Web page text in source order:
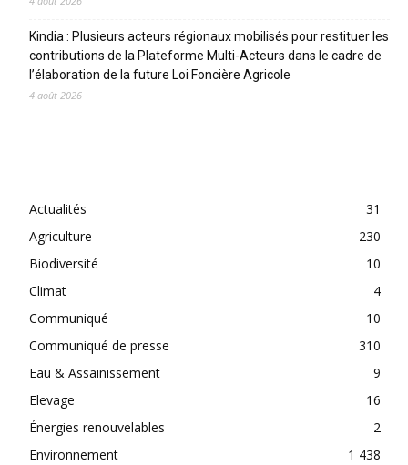
Kindia : Plusieurs acteurs régionaux mobilisés pour restituer les
contributions de la Plateforme Multi-Acteurs dans le cadre de
l’élaboration de la future Loi Foncière Agricole
4 août 2026
Actualités
31
Agriculture
230
Biodiversité
10
Climat
4
Communiqué
10
Communiqué de presse
310
Eau & Assainissement
9
Elevage
16
Énergies renouvelables
2
Environnement
1 438